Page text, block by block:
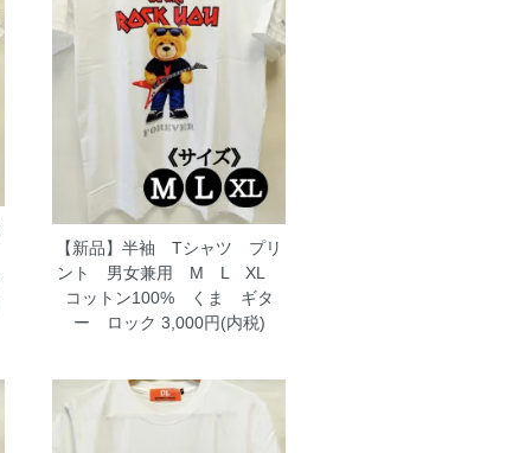
【新品】半袖 Tシャツ プリ
ント 男女兼用 M L XL
コットン100% くま ギタ
ー ロック 3,000円(内税)